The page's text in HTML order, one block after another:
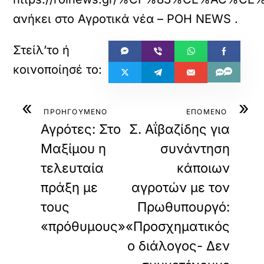
ρ
ώ
σ
ε
ν
ω
α
ανήκει στο Αγροτικά νέα – ΡΟΗ NEWS .
« ΠΡΟΗΓΟΥΜΕΝΟ
Αγρότες: Στο
Μαξίμου η
τελευταία
πράξη με
τους
«πρόθυμους»
»
ΕΠΟΜΕΝΟ
Σ. Αΐβαζίδης για
συνάντηση
κάποιων
αγροτών με τον
Πρωθυπουργό:
«Προσχηματικός
ο διάλογος- Δεν